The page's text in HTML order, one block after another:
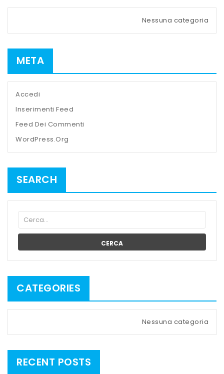
Nessuna categoria
META
Accedi
Inserimenti Feed
Feed Dei Commenti
WordPress.org
SEARCH
CERCA
CATEGORIES
Nessuna categoria
RECENT POSTS